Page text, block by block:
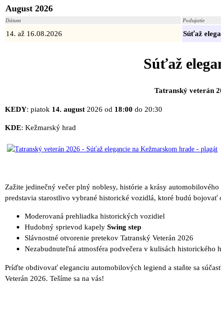
August 2026
Dátum Podujatie
14. až 16.08.2026 Súťaž
Súťaž
Tatranský veterán
KEDY: piatok 14. august 2026 od 18:00 do 20:30
KDE: Kežmarský hrad
Zažite jedinečný večer plný noblesy, histórie a krásy
predstavia starostlivo vybrané historické vozidlá, ktoré budú
Moderovaná prehliadka historických vozidiel
Hudobný sprievod kapely Swing step
Slávnostné otvorenie pretekov Tatranský Veterán 2026
Nezabudnuteľná atmosféra podvečera v kulisách historického
Príďte obdivovať eleganciu automobilových legiend a staňte sa
Veterán 2026. Tešíme sa na vás!